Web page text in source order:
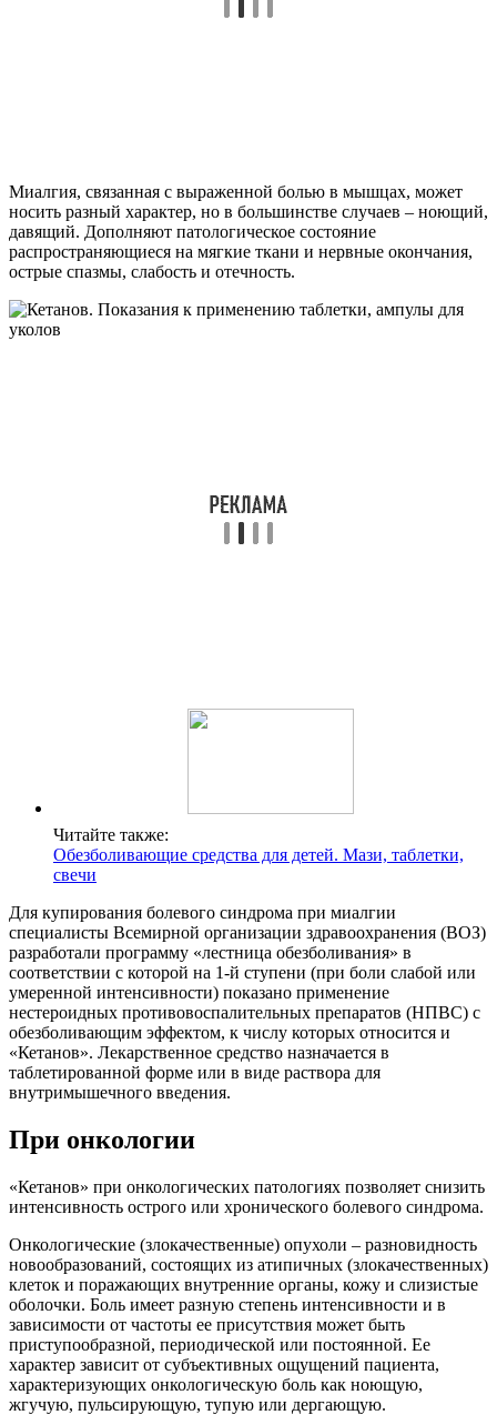
Миалгия, связанная с выраженной болью в мышцах, может
носить разный характер, но в большинстве случаев – ноющий,
давящий. Дополняют патологическое состояние
распространяющиеся на мягкие ткани и нервные окончания,
острые спазмы, слабость и отечность.
Читайте также:
Обезболивающие средства для детей. Мази, таблетки,
свечи
Для купирования болевого синдрома при миалгии
специалисты Всемирной организации здравоохранения (ВОЗ)
разработали программу «лестница обезболивания» в
соответствии с которой на 1-й ступени (при боли слабой или
умеренной интенсивности) показано применение
нестероидных противовоспалительных препаратов (НПВС) с
обезболивающим эффектом, к числу которых относится и
«Кетанов». Лекарственное средство назначается в
таблетированной форме или в виде раствора для
внутримышечного введения.
При онкологии
«Кетанов» при онкологических патологиях позволяет снизить
интенсивность острого или хронического болевого синдрома.
Онкологические (злокачественные) опухоли – разновидность
новообразований, состоящих из атипичных (злокачественных)
клеток и поражающих внутренние органы, кожу и слизистые
оболочки. Боль имеет разную степень интенсивности и в
зависимости от частоты ее присутствия может быть
приступообразной, периодической или постоянной. Ее
характер зависит от субъективных ощущений пациента,
характеризующих онкологическую боль как ноющую,
жгучую, пульсирующую, тупую или дергающую.